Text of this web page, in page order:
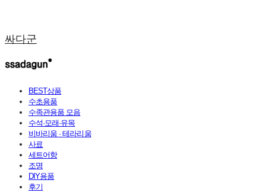
싸다군
BEST상품
수초용품
수족관용품 모음
수석·모래·유목
비바리움 · 테라리움
사료
세트어항
조명
DIY용품
후기